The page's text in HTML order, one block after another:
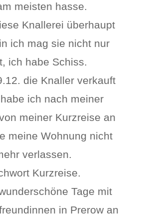
meisten hasse.
Knallerei überhaupt
ich mag sie nicht nur
ich habe Schiss.
die Knaller verkauft
ich nach meiner
meiner Kurzreise an
meine Wohnung nicht
verlassen.
Kurzreise.
Tage mit
in Prerow an